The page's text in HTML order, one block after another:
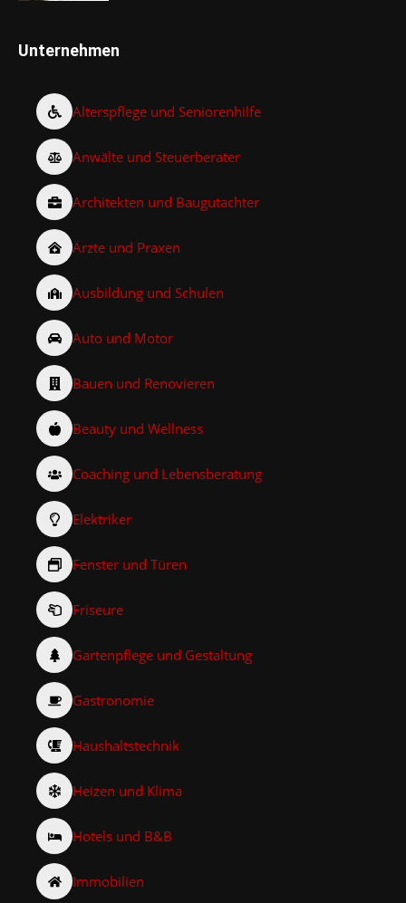
Unternehmen
Alterspflege und Seniorenhilfe
Anwälte und Steuerberater
Architekten und Baugutachter
Ärzte und Praxen
Ausbildung und Schulen
Auto und Motor
Bauen und Renovieren
Beauty und Wellness
Coaching und Lebensberatung
Elektriker
Fenster und Türen
Friseure
Gartenpflege und Gestaltung
Gastronomie
Haushaltstechnik
Heizen und Klima
Hotels und B&B
Immobilien